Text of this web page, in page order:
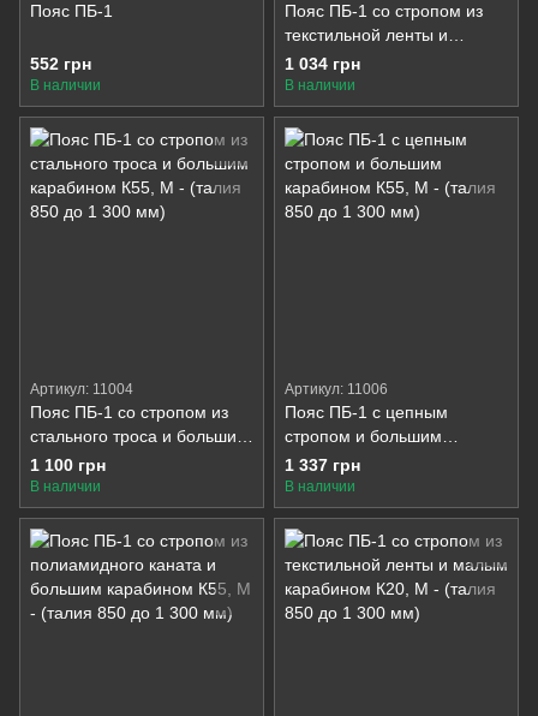
Пояс ПБ-1
552 грн
В наличии
Пояс ПБ-1 со стропом из
текстильной ленты и
большим карабином К55
1 034 грн
В наличии
Артикул: 11004
Пояс ПБ-1 со стропом из
стального троса и большим
карабином К55
1 100 грн
В наличии
Артикул: 11006
Пояс ПБ-1 с цепным
стропом и большим
карабином К55
1 337 грн
В наличии